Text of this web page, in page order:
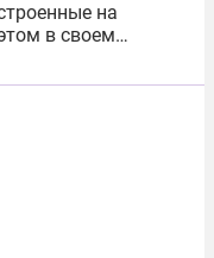
на
в своем
РФ в